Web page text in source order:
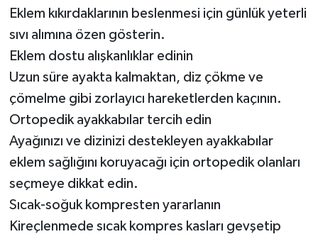
Eklem kıkırdaklarının beslenmesi için günlük yeterli
sıvı alımına özen gösterin.
Eklem dostu alışkanlıklar edinin
Uzun süre ayakta kalmaktan, diz çökme ve
çömelme gibi zorlayıcı hareketlerden kaçının.
Ortopedik ayakkabılar tercih edin
Ayağınızı ve dizinizi destekleyen ayakkabılar
eklem sağlığını koruyacağı için ortopedik olanları
seçmeye dikkat edin.
Sıcak-soğuk kompresten yararlanın
Kireçlenmede sıcak kompres kasları gevşetip